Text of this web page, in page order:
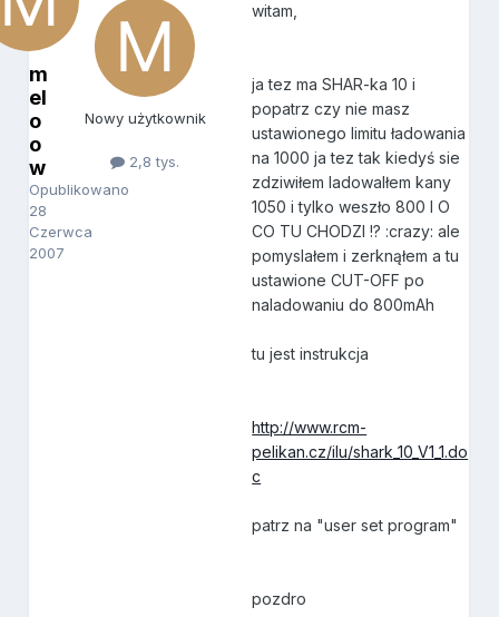
m
el
o
o
w
Opublikowano
28
Czerwca
2007
Nowy użytkownik
2,8 tys.
witam,
ja tez ma SHAR-ka 10 i
popatrz czy nie masz
ustawionego limitu ładowania
na 1000 ja tez tak kiedyś sie
zdziwiłem ladowalłem kany
1050 i tylko weszło 800 I O
CO TU CHODZI !? :crazy: ale
pomyslałem i zerknąłem a tu
ustawione CUT-OFF po
naladowaniu do 800mAh
tu jest instrukcja
http://www.rcm-
pelikan.cz/ilu/shark_10_V1_1.do
c
patrz na "user set program"
pozdro